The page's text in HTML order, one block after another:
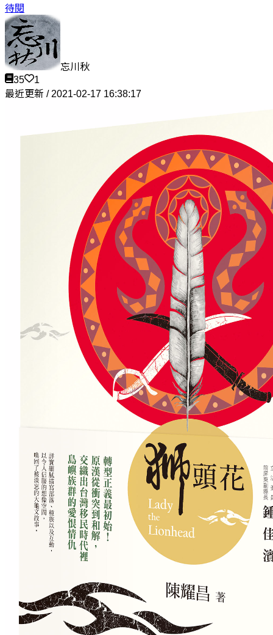
待閱
忘川秋
35
1
最近更新 / 2021-02-17 16:38:17